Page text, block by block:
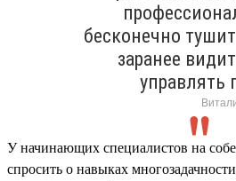
бесконечно
заранее
управлять
У начинающих специалистов на
спросить о навыках